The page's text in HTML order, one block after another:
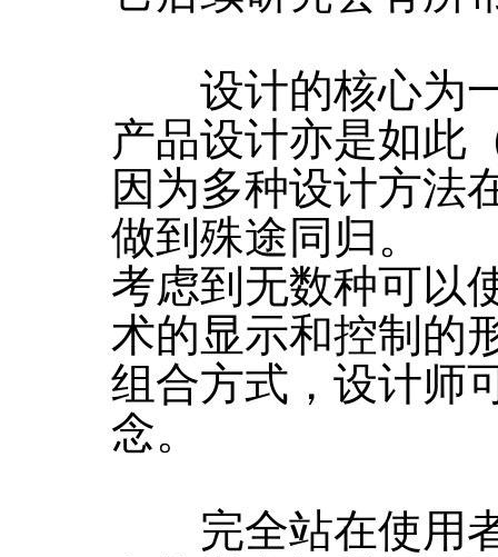
设计的核心为一
产品设计亦是如此
因为多种设计方法
做到殊途同归。
考虑到无数种可以
术的显示和控制的
组合方式，设计师
念。
完全站在使用者